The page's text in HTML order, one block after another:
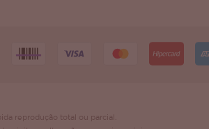
reprodução total ou parcial.